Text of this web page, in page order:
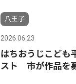
八王子
2026.06.23
はちおうじこども
スト 市が作品を